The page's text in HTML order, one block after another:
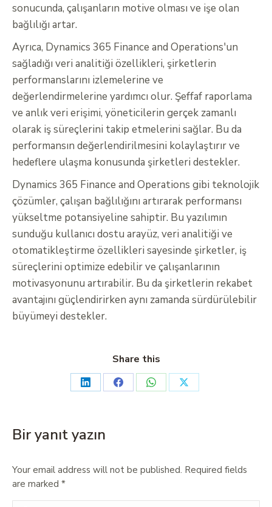
sonucunda, çalışanların motive olması ve işe olan
bağlılığı artar.
Ayrıca, Dynamics 365 Finance and Operations'un
sağladığı veri analitiği özellikleri, şirketlerin
performanslarını izlemelerine ve
değerlendirmelerine yardımcı olur. Şeffaf raporlama
ve anlık veri erişimi, yöneticilerin gerçek zamanlı
olarak iş süreçlerini takip etmelerini sağlar. Bu da
performansın değerlendirilmesini kolaylaştırır ve
hedeflere ulaşma konusunda şirketleri destekler.
Dynamics 365 Finance and Operations gibi teknolojik
çözümler, çalışan bağlılığını artırarak performansı
yükseltme potansiyeline sahiptir. Bu yazılımın
sunduğu kullanıcı dostu arayüz, veri analitiği ve
otomatikleştirme özellikleri sayesinde şirketler, iş
süreçlerini optimize edebilir ve çalışanlarının
motivasyonunu artırabilir. Bu da şirketlerin rekabet
avantajını güçlendirirken aynı zamanda sürdürülebilir
büyümeyi destekler.
Share this
Bir yanıt yazın
Your email address will not be published. Required fields
are marked *